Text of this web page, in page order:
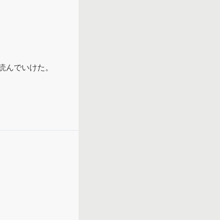
でいけた。